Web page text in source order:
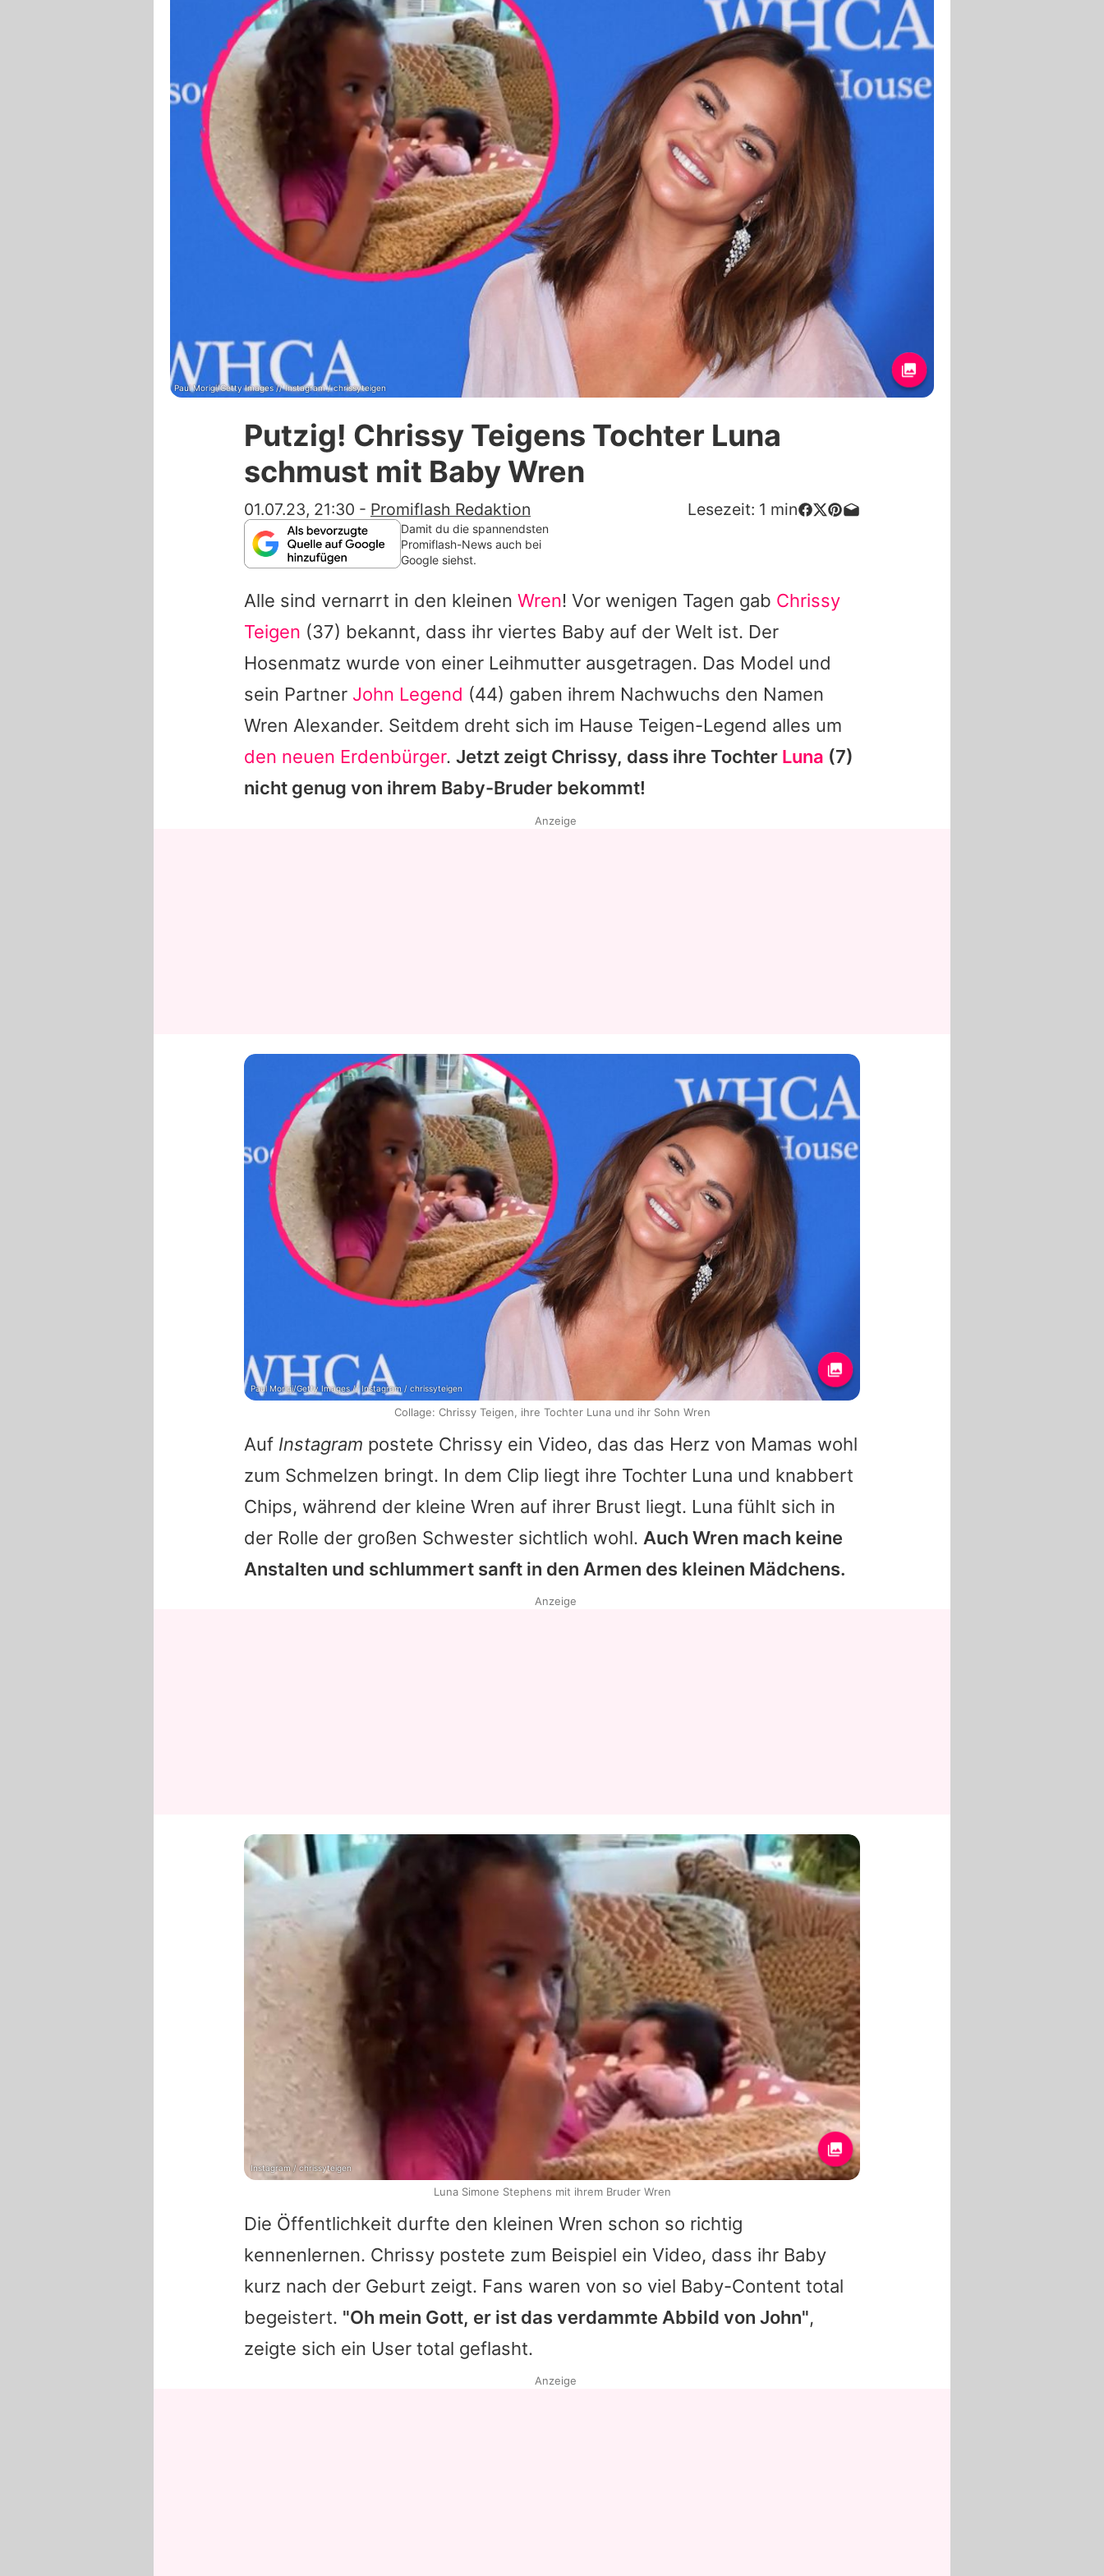
Filme & Serien
Lifestyle
Familie & Liebe
Promiflash Exklusiv
Alle Themen auf Promiflash
Jobs
App runterladen
Team
Redaktionelle Richtlinien
Impressum
Datenschutzerklärung
Nutzungsbedingungen
Utiq verwalten
Paul Morigi/Getty Images // Instagram / chrissyteigen
Putzig! Chrissy Teigens Tochter Luna
schmust mit Baby Wren
01.07.23, 21:30 - Promiflash Redaktion Lesezeit: 1 min
Damit du die spannendsten
Promiflash-News auch bei
Google siehst.
Alle sind vernarrt in den kleinen Wren! Vor wenigen Tagen gab Chrissy
Teigen (37) bekannt, dass ihr viertes Baby auf der Welt ist. Der
Hosenmatz wurde von einer Leihmutter ausgetragen. Das Model und
sein Partner John Legend (44) gaben ihrem Nachwuchs den Namen
Wren Alexander. Seitdem dreht sich im Hause Teigen-Legend alles um
den neuen Erdenbürger. Jetzt zeigt Chrissy, dass ihre Tochter Luna (7)
nicht genug von ihrem Baby-Bruder bekommt!
Auf Instagram postete Chrissy ein Video, das das Herz von Mamas wohl
zum Schmelzen bringt. In dem Clip liegt ihre Tochter Luna und knabbert
Chips, während der kleine Wren auf ihrer Brust liegt. Luna fühlt sich in
der Rolle der großen Schwester sichtlich wohl. Auch Wren mach keine
Anstalten und schlummert sanft in den Armen des kleinen Mädchens.
Die Öffentlichkeit durfte den kleinen Wren schon so richtig
kennenlernen. Chrissy postete zum Beispiel ein Video, dass ihr Baby
kurz nach der Geburt zeigt. Fans waren von so viel Baby-Content total
begeistert. "Oh mein Gott, er ist das verdammte Abbild von John",
zeigte sich ein User total geflasht.
Anzeige
Paul Morigi/Getty Images // Instagram / chrissyteigen
Collage: Chrissy Teigen, ihre Tochter Luna und ihr Sohn Wren
Anzeige
Instagram / chrissyteigen
Luna Simone Stephens mit ihrem Bruder Wren
Anzeige